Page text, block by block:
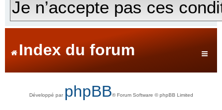
Index du forum
Développé par phpBB® Forum Software © phpBB Limited